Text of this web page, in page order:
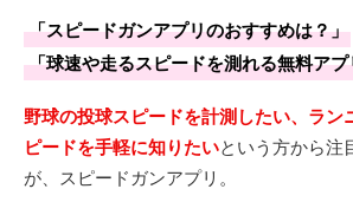
「スピードガンアプリのおすすめは？」
「球速や走るスピードを測れる無料ア
野球の投球スピードを計測したい、ラン
ピードを手軽に知りたいという方から注
が、スピードガンアプリ。